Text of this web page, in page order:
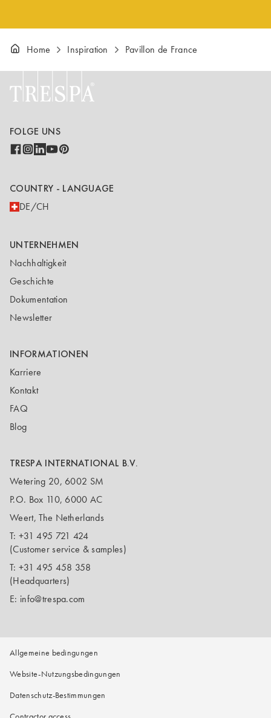
Home Inspiration Pavillon de France
FOLGE UNS
COUNTRY - LANGUAGE
DE/CH
UNTERNEHMEN
Nachhaltigkeit
Geschichte
Dokumentation
Newsletter
INFORMATIONEN
Karriere
Kontakt
FAQ
Blog
TRESPA INTERNATIONAL B.V.
Wetering 20, 6002 SM
P.O. Box 110, 6000 AC
Weert, The Netherlands
T: +31 495 721 424
(Customer service & samples)
T: +31 495 458 358
(Headquarters)
E: info@trespa.com
Allgemeine bedingungen
Website-Nutzungsbedingungen
Datenschutz-Bestimmungen